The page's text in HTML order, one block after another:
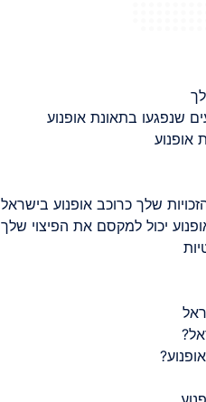
שנפגעו בתאונת אופנוע
שלך כרוכב אופנוע בישראל
יכול למקסם את הפיצוי שלך